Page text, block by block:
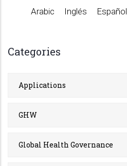
Arabic Inglés Español
Categories
Applications
GHW
Global Health Governance